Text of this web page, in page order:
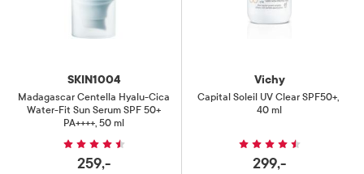
SKIN1004
Madagascar Centella Hyalu-Cica
Water-Fit Sun Serum SPF 50+
PA++++, 50 ml
259,-
Vichy
Capital Soleil UV Clear SPF50+,
40 ml
299,-